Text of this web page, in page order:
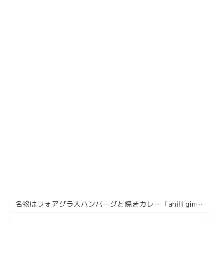
名物はフォアグラ入ハンバーグと焼きカレー「ahill ginza」